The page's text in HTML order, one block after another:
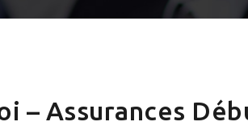
– Assurances